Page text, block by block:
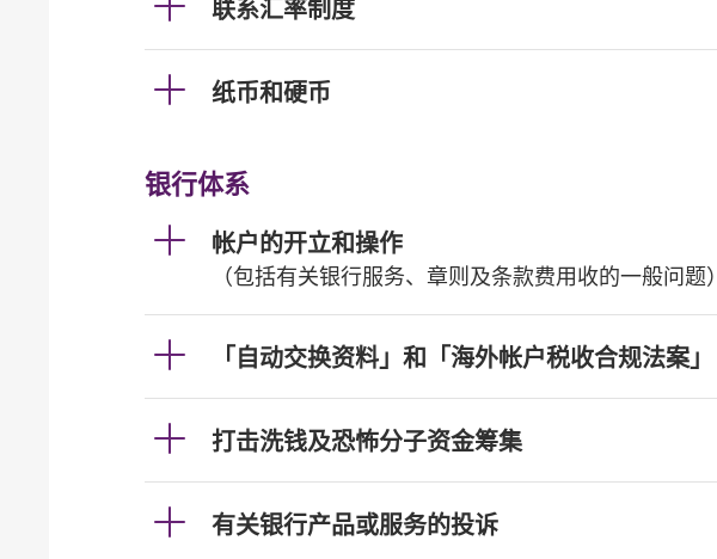
联系汇率制度
纸币和硬币
银行体系
帐户的开立和操作
（包括有关银行服务、章则及条款费用收的一般问题）
「自动交换资料」和「海外帐户税收合规法案」
打击洗钱及恐怖分子资金筹集
有关银行产品或服务的投诉